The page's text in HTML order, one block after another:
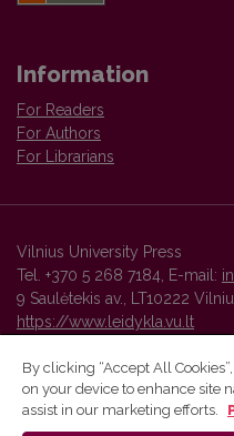
Information
For Readers
For Authors
For Librarians
Vilnius University Press
Tel. +370 5 268 7184, E-mail:
9 Saulėtekis av., LT10222
https://www.leidykla.vu.lt
Vilnius University Press
By clicking “Accept All
on your device to enhance site
assist in our marketing efforts.